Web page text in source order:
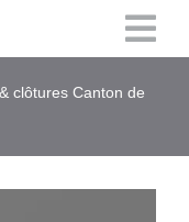
clôtures Canton de